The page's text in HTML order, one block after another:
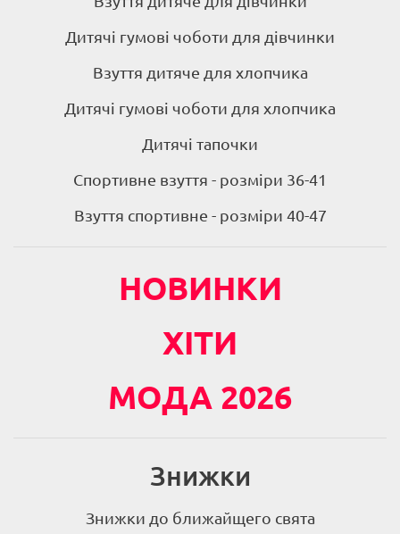
Дитячі гумові чоботи для дівчинки
Взуття дитяче для хлопчика
Дитячі гумові чоботи для хлопчика
Дитячі тапочки
Спортивне взуття - розміри 36-41
Взуття спортивне - розміри 40-47
НОВИНКИ
ХІТИ
МОДА 2026
Знижки
Знижки до ближайщего свята